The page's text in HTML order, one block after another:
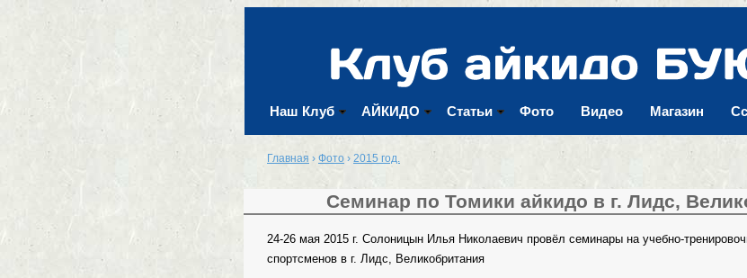
Наш Клуб АЙКИДО Статьи Фото Видео Магазин
Вы здесь
Главная › Фото › 2015 год.
Семинар по Томики айкидо в г. Лидс,
24-26 мая 2015 г. Солоницын Илья Николаевич провёл семинары на учебно-
спортсменов в г. Лидс, Великобритания